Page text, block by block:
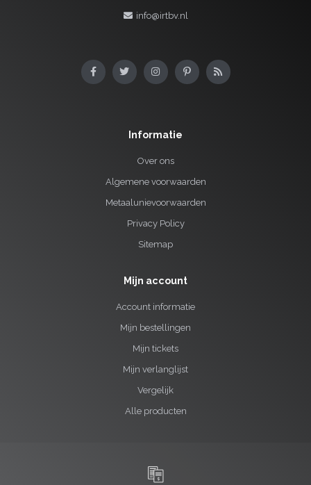
info@irtbv.nl
Informatie
Over ons
Algemene voorwaarden
Metaalunievoorwaarden
Privacy Policy
Sitemap
Mijn account
Account informatie
Mijn bestellingen
Mijn tickets
Mijn verlanglijst
Vergelijk
Alle producten